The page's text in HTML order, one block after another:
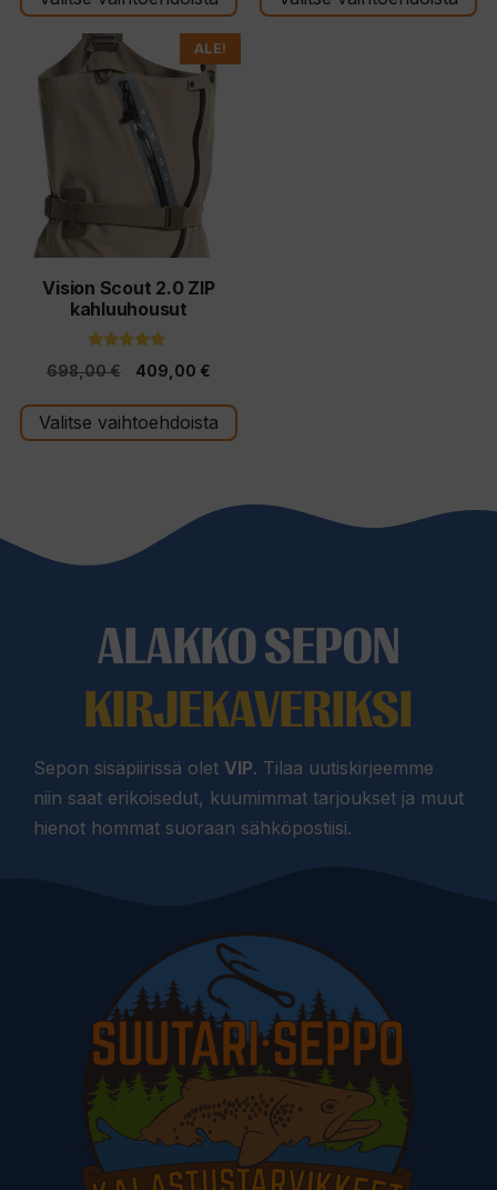
-
499,00 €
oli:
on:
ALE!
Vision Scout 2.0 ZIP
kahluuhousut
5:stä
698,00€
Alkuperäinen
hinta
oli:
409,00 €Nykyinen
hinta
on:
Valitse vaihtoehdoista
tuotteella
useampi
Voit
tehdä
valinnat
tuotteen
sivulla.
ALAKKO SEPON
KIRJEKAVERIKSI
Sepon sisäpiirissä olet VIP. Tilaa uutiskirjeemme
niin saat erikoisedut, kuumimmat tarjoukset ja muut
hienot hommat suoraan sähköpostiisi.